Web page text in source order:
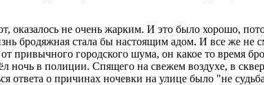
оказалось не очень жарким. И это было хорошо,
бродяжная стала бы настоящим адом. И все же
привычного городского шума, он какое то время
ночь в полиции. Спящего на свежем воздухе, в
ответа о причинах ночевки на улице было "не